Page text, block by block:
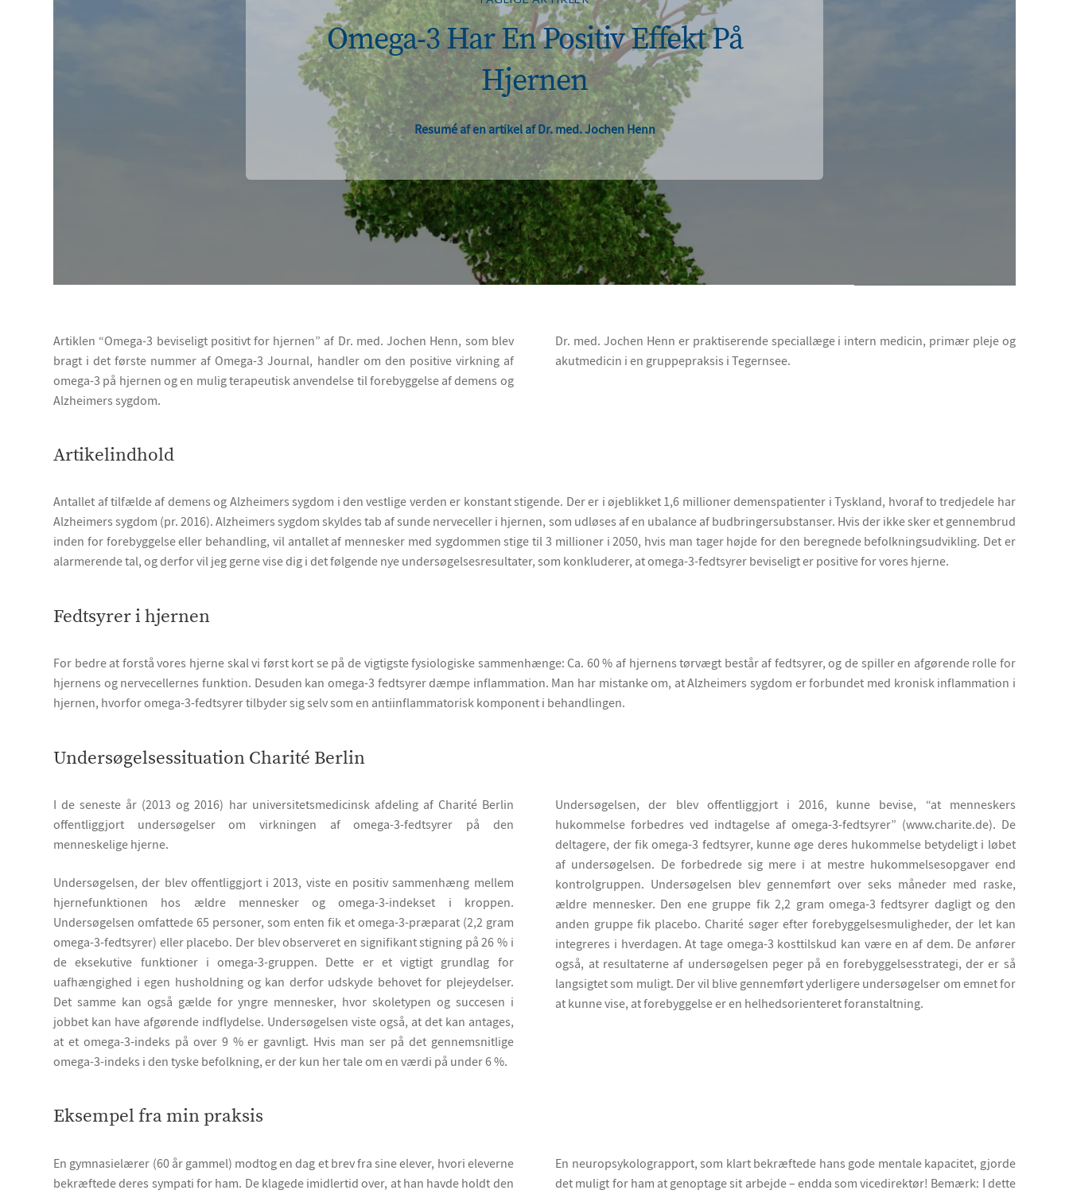
Omega-3 Har En Positiv Effekt På
Hjernen
Resumé af en artikel af Dr. med. Jochen Henn
Artiklen “Omega-3 beviseligt positivt for hjernen” af Dr. med. Jochen Henn, som blev
bragt i det første nummer af Omega-3 Journal, handler om den positive virkning af
omega-3 på hjernen og en mulig terapeutisk anvendelse til forebyggelse af demens og
Alzheimers sygdom.
Dr. med. Jochen Henn er praktiserende speciallæge i intern medicin, primær pleje og
akutmedicin i en gruppepraksis i Tegernsee.
Artikelindhold
Antallet af tilfælde af demens og Alzheimers sygdom i den vestlige verden er konstant stigende. Der er i øjeblikket 1,6 millioner demenspatienter i Tyskland, hvoraf to tredjedele har
Alzheimers sygdom (pr. 2016). Alzheimers sygdom skyldes tab af sunde nerveceller i hjernen, som udløses af en ubalance af budbringersubstanser. Hvis der ikke sker et gennembrud
inden for forebyggelse eller behandling, vil antallet af mennesker med sygdommen stige til 3 millioner i 2050, hvis man tager højde for den beregnede befolkningsudvikling. Det er
alarmerende tal, og derfor vil jeg gerne vise dig i det følgende nye undersøgelsesresultater, som konkluderer, at omega-3-fedtsyrer beviseligt er positive for vores hjerne.
Fedtsyrer i hjernen
For bedre at forstå vores hjerne skal vi først kort se på de vigtigste fysiologiske sammenhænge: Ca. 60 % af hjernens tørvægt består af fedtsyrer, og de spiller en afgørende rolle for
hjernens og nervecellernes funktion. Desuden kan omega-3 fedtsyrer dæmpe inflammation. Man har mistanke om, at Alzheimers sygdom er forbundet med kronisk inflammation i
hjernen, hvorfor omega-3-fedtsyrer tilbyder sig selv som en antiinflammatorisk komponent i behandlingen.
Undersøgelsessituation Charité Berlin
I de seneste år (2013 og 2016) har universitetsmedicinsk afdeling af Charité Berlin
offentliggjort undersøgelser om virkningen af omega-3-fedtsyrer på den
menneskelige hjerne.
Undersøgelsen, der blev offentliggjort i 2013, viste en positiv sammenhæng mellem
hjernefunktionen hos ældre mennesker og omega-3-indekset i kroppen.
Undersøgelsen omfattede 65 personer, som enten fik et omega-3-præparat (2,2 gram
omega-3-fedtsyrer) eller placebo. Der blev observeret en signifikant stigning på 26 % i
de eksekutive funktioner i omega-3-gruppen. Dette er et vigtigt grundlag for
uafhængighed i egen husholdning og kan derfor udskyde behovet for plejeydelser.
Det samme kan også gælde for yngre mennesker, hvor skoletypen og succesen i
jobbet kan have afgørende indflydelse. Undersøgelsen viste også, at det kan antages,
at et omega-3-indeks på over 9 % er gavnligt. Hvis man ser på det gennemsnitlige
omega-3-indeks i den tyske befolkning, er der kun her tale om en værdi på under 6 %.
Undersøgelsen, der blev offentliggjort i 2016, kunne bevise, “at menneskers
hukommelse forbedres ved indtagelse af omega-3-fedtsyrer” (www.charite.de). De
deltagere, der fik omega-3 fedtsyrer, kunne øge deres hukommelse betydeligt i løbet
af undersøgelsen. De forbedrede sig mere i at mestre hukommelsesopgaver end
kontrolgruppen. Undersøgelsen blev gennemført over seks måneder med raske,
ældre mennesker. Den ene gruppe fik 2,2 gram omega-3 fedtsyrer dagligt og den
anden gruppe fik placebo. Charité søger efter forebyggelsesmuligheder, der let kan
integreres i hverdagen. At tage omega-3 kosttilskud kan være en af dem. De anfører
også, at resultaterne af undersøgelsen peger på en forebyggelsesstrategi, der er så
langsigtet som muligt. Der vil blive gennemført yderligere undersøgelser om emnet for
at kunne vise, at forebyggelse er en helhedsorienteret foranstaltning.
Eksempel fra min praksis
En gymnasielærer (60 år gammel) modtog en dag et brev fra sine elever, hvori eleverne
bekræftede deres sympati for ham. De klagede imidlertid over, at han havde holdt den
En neuropsykolograpport, som klart bekræftede hans gode mentale kapacitet, gjorde
det muligt for ham at genoptage sit arbejde – endda som vicedirektør! Bemærk: I dette